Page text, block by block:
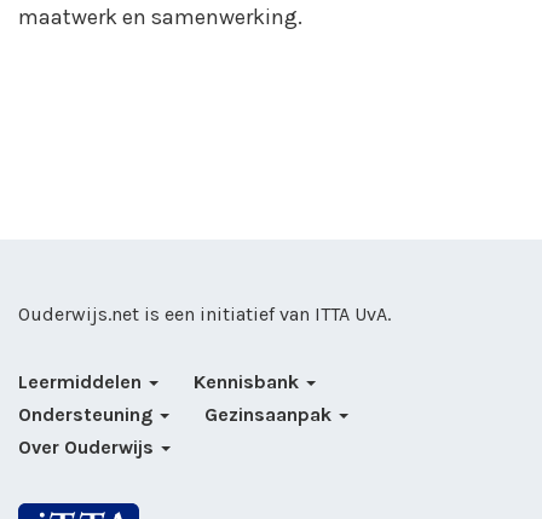
maatwerk en samenwerking.
Ouderwijs.net is een initiatief van ITTA UvA.
Leermiddelen
Kennisbank
Ondersteuning
Gezinsaanpak
Over Ouderwijs